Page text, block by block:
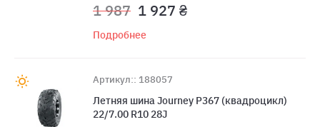
1 987 1 927 ₴
Подробнее
Артикул:: 188057
Летняя шина Journey P367 (квадроцикл)
22/7.00 R10 28J